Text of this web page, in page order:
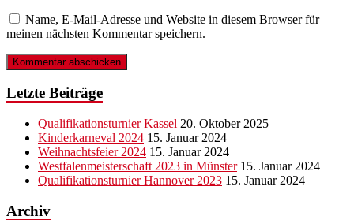
Name, E-Mail-Adresse und Website in diesem Browser für
meinen nächsten Kommentar speichern.
Letzte Beiträge
Qualifikationsturnier Kassel 20. Oktober 2025
Kinderkarneval 2024 15. Januar 2024
Weihnachtsfeier 2024 15. Januar 2024
Westfalenmeisterschaft 2023 in Münster 15. Januar 2024
Qualifikationsturnier Hannover 2023 15. Januar 2024
Archiv